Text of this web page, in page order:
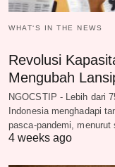
WHAT‘S IN THE NEWS
Revolusi
Mengubah
NGOCSTIP - Lebih dari
Indonesia menghadapi
pasca-pandemi, menurut
4 weeks ago